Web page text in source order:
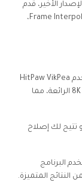
الأخير، قدم
HitPaw VikPea ميزات مثيرة، بما في ذلك نموذج Frame Interpolation،
تحسين بواسطة الذكاء الاصطناعي: يستخدم HitPaw VikPea
الذكاء الاصطناعي لتحسين دقة الفيديو إلى دقة 8K الرائعة، مما
تتيح لك إصلاح
البرنامج
النتائج المتميزة.